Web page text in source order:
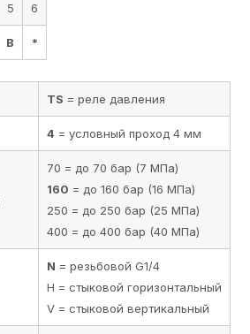
5 6
B *
TS = реле давления
4 = условный проход 4 мм
70 = до 70 бар (7 МПа)
160 = до 160 бар (16 МПа)
250 = до 250 бар (25 МПа)
400 = до 400 бар (40 МПа)
N = резьбовой G1/4
H = стыковой горизонтальный
V = стыковой вертикальный